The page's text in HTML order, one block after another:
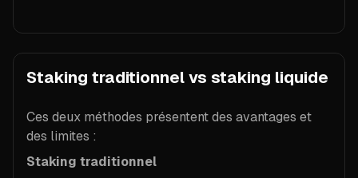
Staking traditionnel vs staking liquide
Ces deux méthodes présentent des avantages et
des limites :
Staking traditionnel